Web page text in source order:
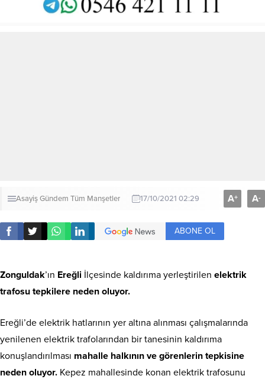
AsayişGündem Tüm Manşetler 17/10/2021 02:29 A+ A-
ABONE OL
Zonguldak’ın Ereğli İlçesinde kaldırıma yerleştirilen elektrik
trafosu tepkilere neden oluyor.
Ereğli’de elektrik hatlarının yer altına alınması çalışmalarında
yenilenen elektrik trafolarından bir tanesinin kaldırıma
konuşlandırılması mahalle halkının ve görenlerin tepkisine
neden oluyor. Kepez mahallesinde konan elektrik trafosunu